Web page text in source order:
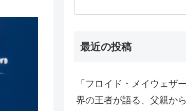
最近の投稿
「フロイド・メイウェザ
界の王者が語る、父親か